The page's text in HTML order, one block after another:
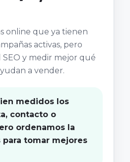
online que ya tienen
activas, pero
y medir mejor qué
a vender.
medidos los
contacto o
ordenamos la
tomar mejores